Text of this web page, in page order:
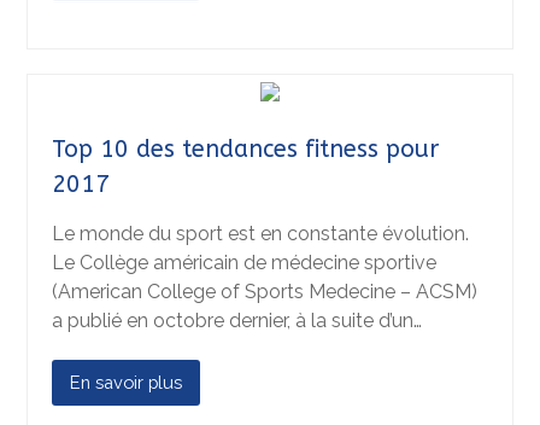
Top 10 des tendances fitness pour
2017
Le monde du sport est en constante évolution.
Le Collège américain de médecine sportive
(American College of Sports Medecine – ACSM)
a publié en octobre dernier, à la suite d’un…
En savoir plus